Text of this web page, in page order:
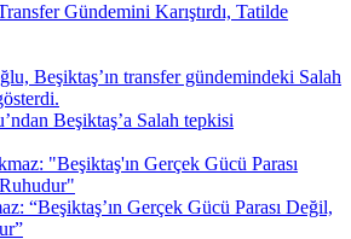
Gündemini Karıştırdı, Tatilde
Beşiktaş’a Salah tepkisi
“Beşiktaş’ın Gerçek Gücü Parası Değil,